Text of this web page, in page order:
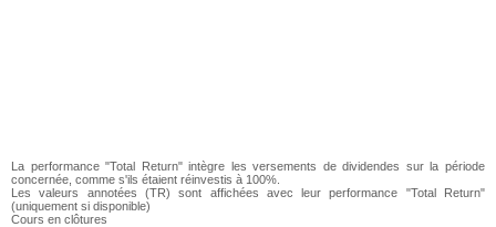
La performance "Total Return" intègre les versements de dividendes sur la période
concernée, comme s'ils étaient réinvestis à 100%.
Les valeurs annotées (TR) sont affichées avec leur performance "Total Return"
(uniquement si disponible)
Cours en clôtures